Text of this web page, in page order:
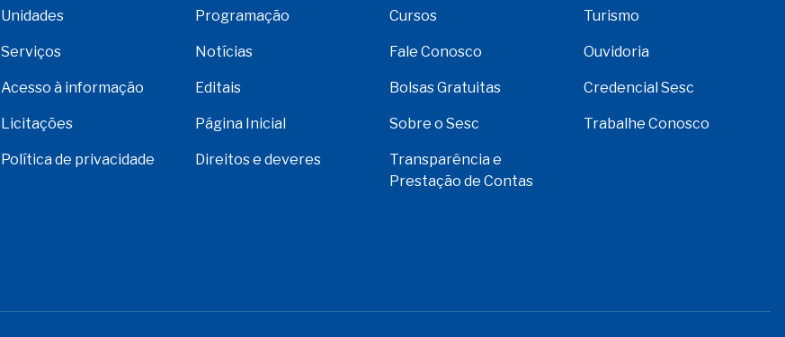
Unidades Programação Cursos Turismo
Serviços Notícias Fale Conosco Ouvidoria
Acesso à informação Editais Bolsas Gratuitas Credencial Sesc
Licitações Página Inicial Sobre o Sesc Trabalhe Conosco
Política de privacidade Direitos e deveres
Transparência e
Prestação de Contas